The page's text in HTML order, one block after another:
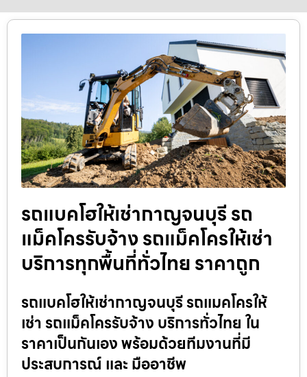
รถแบคโฮให้เช่ากาญจนบุรี รถ
แม็คโครรับจ้าง รถแม็คโครให้เช่า
บริการทุกพื้นที่ทั่วไทย ราคาถูก
รถแบคโฮให้เช่ากาญจนบุรี รถแมคโครให้
เช่า รถแม็คโครรับจ้าง บริการทั่วไทย ใน
ราคาเป็นกันเอง พร้อมด้วยทีมงานที่มี
ประสบการณ์ และ มืออาชีพ